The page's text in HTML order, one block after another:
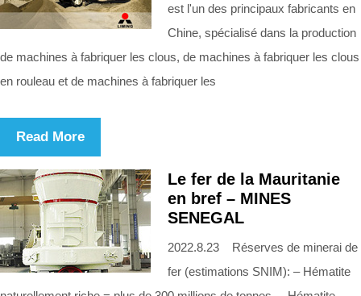
est l'un des principaux fabricants en
Chine, spécialisé dans la production
de machines à fabriquer les clous, de machines à fabriquer les clous
en rouleau et de machines à fabriquer les
Read More
Le fer de la Mauritanie
en bref – MINES
SENEGAL
2022.8.23 Réserves de minerai de
fer (estimations SNIM): – Hématite